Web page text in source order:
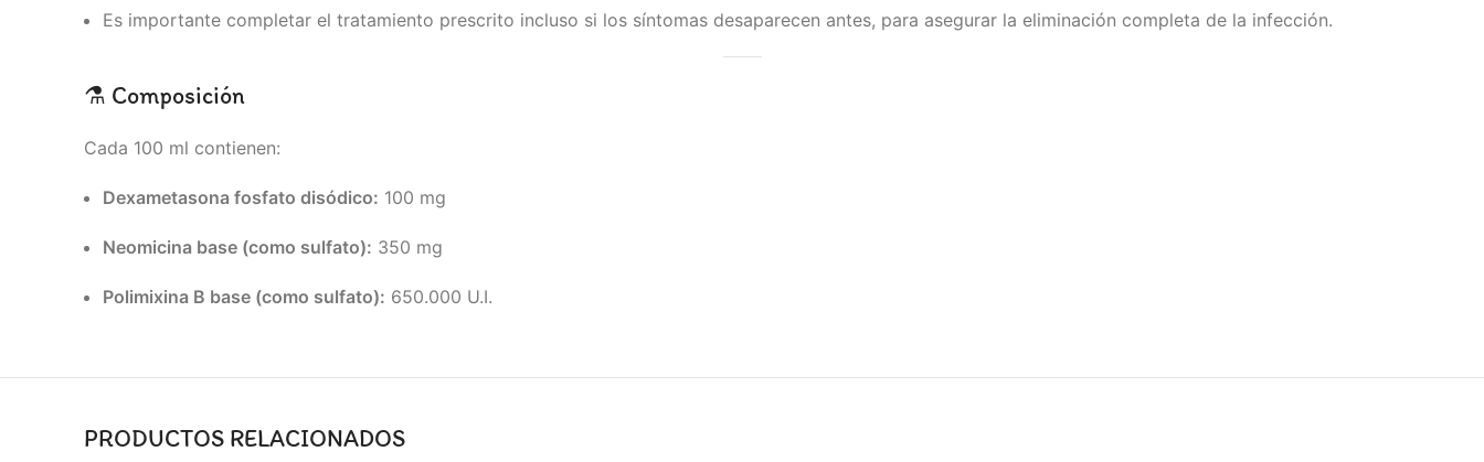
Es importante completar el tratamiento prescrito incluso si los síntomas desaparecen antes, para asegurar la eliminación completa de la infección.
⚗️ Composición
Cada 100 ml contienen:
Dexametasona fosfato disódico: 100 mg
Neomicina base (como sulfato): 350 mg
Polimixina B base (como sulfato): 650.000 U.I.
PRODUCTOS RELACIONADOS